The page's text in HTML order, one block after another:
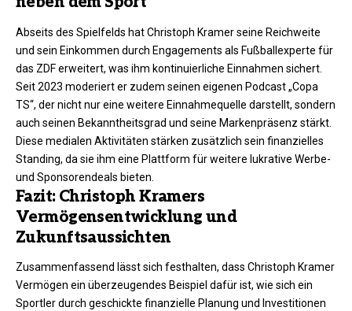
Abseits des Spielfelds hat Christoph Kramer seine Reichweite
und sein Einkommen durch Engagements als Fußballexperte für
das ZDF erweitert, was ihm kontinuierliche Einnahmen sichert.
Seit 2023 moderiert er zudem seinen eigenen Podcast „Copa
TS“, der nicht nur eine weitere Einnahmequelle darstellt, sondern
auch seinen Bekanntheitsgrad und seine Markenpräsenz stärkt.
Diese medialen Aktivitäten stärken zusätzlich sein finanzielles
Standing, da sie ihm eine Plattform für weitere lukrative Werbe-
und Sponsorendeals bieten.
Fazit: Christoph Kramers
Vermögensentwicklung und
Zukunftsaussichten
Zusammenfassend lässt sich festhalten, dass Christoph Kramer
Vermögen ein überzeugendes Beispiel dafür ist, wie sich ein
Sportler durch geschickte finanzielle Planung und Investitionen